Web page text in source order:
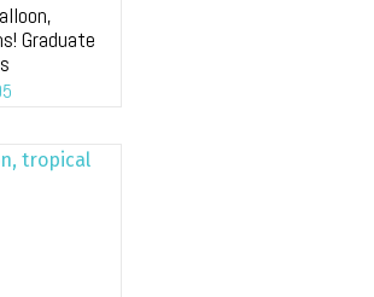
Graduate